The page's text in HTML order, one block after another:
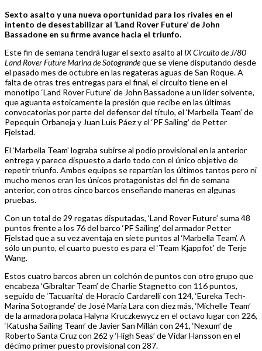
Sexto asalto y una nueva oportunidad para los rivales en el
intento de desestabilizar al ‘Land Rover Future’ de John
Bassadone en su firme avance hacia el triunfo.
Este fin de semana tendrá lugar el sexto asalto al IX Circuito de J/80
Land Rover Future Marina de Sotograndeque se viene disputando desde
el pasado mes de octubre en las regateras aguas de San Roque. A
falta de otras tres entregas para el final, el circuito tiene en el
monotipo ‘Land Rover Future’ de John Bassadone a un líder solvente,
que aguanta estoicamente la presión que recibe en las últimas
convocatorias por parte del defensor del título, el ‘Marbella Team’ de
Pepequín Orbaneja y Juan Luis Páez y el ‘PF Sailing’ de Petter
Fjelstad.
El ‘Marbella Team’ lograba subirse al podio provisional en la anterior
entrega y parece dispuesto a darlo todo con el único objetivo de
repetir triunfo. Ambos equipos se repartían los últimos tantos pero ni
mucho menos eran los únicos protagonistas del fin de semana
anterior, con otros cinco barcos enseñando maneras en algunas
pruebas.
Con un total de 29 regatas disputadas, ‘Land Rover Future’ suma 48
puntos frente a los 76 del barco ‘PF Sailing’ del armador Petter
Fjelstad que a su vez aventaja en siete puntos al ‘Marbella Team’. A
sólo un punto, el cuarto puesto es para el ‘Team Kjappfot’ de Terje
Wang.
Estos cuatro barcos abren un colchón de puntos con otro grupo que
encabeza ‘Gibraltar Team’ de Charlie Stagnetto con 116 puntos,
seguido de ‘Tacuarita’ de Horacio Cardarelli con 124, ‘Eureka Tech-
Marina Sotogrande’ de José María Lara con diez más, ‘Michelle Team’
de la armadora polaca Halyna Kruczkewycz en el octavo lugar con 226,
‘Katusha Sailing Team’ de Javier San Millán con 241, ‘Nexum’ de
Roberto Santa Cruz con 262 y ‘High Seas’ de Vidar Hansson en el
décimo primer puesto provisional con 287.